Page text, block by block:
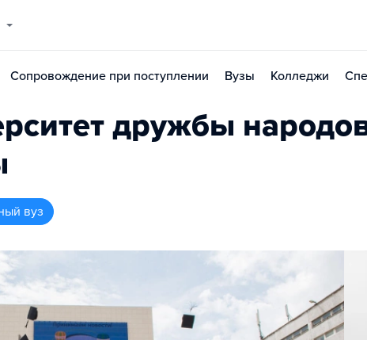
Сопровождение при поступлении Вузы Колледжи
дружбы
вуз